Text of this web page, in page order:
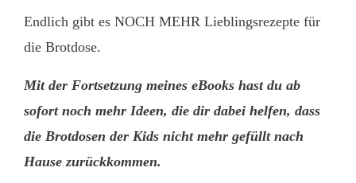
Endlich gibt es NOCH MEHR Lieblingsrezepte für
die Brotdose.
Mit der Fortsetzung meines eBooks hast du ab
sofort noch mehr Ideen, die dir dabei helfen, dass
die Brotdosen der Kids nicht mehr gefüllt nach
Hause zurückkommen.